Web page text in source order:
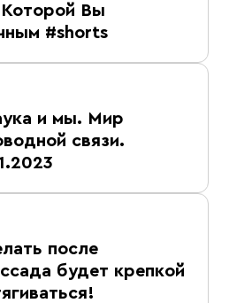
Вы
#shorts
и мы. Мир
связи.
после
будет крепкой